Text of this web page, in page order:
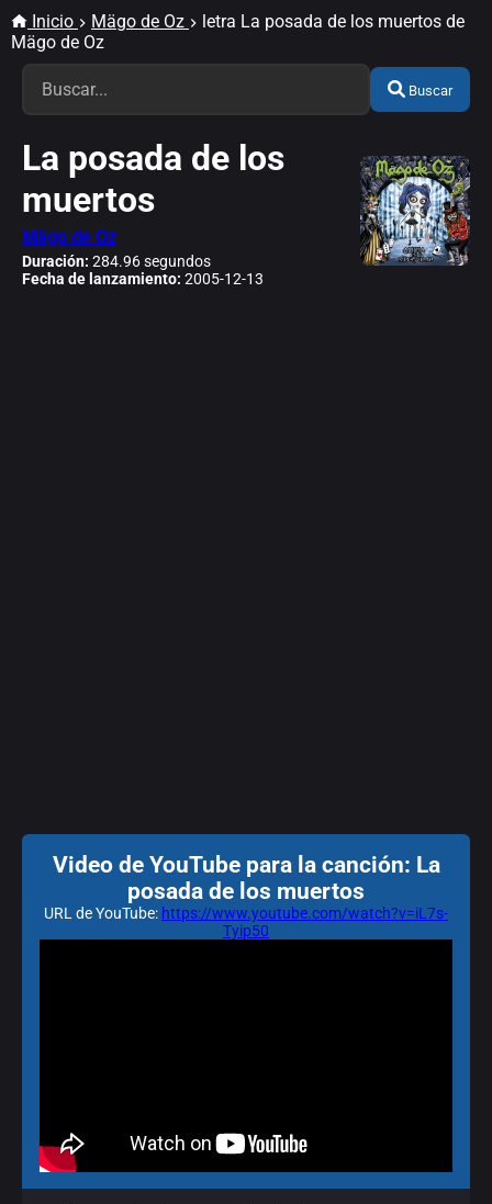
Inicio Mägo de Oz
letra La posada de los muertos de
Mägo de Oz
Buscar
La posada de los
muertos
Mägo de Oz
Duración: 284.96 segundos
Fecha de lanzamiento: 2005-12-13
Video de YouTube para la canción: La
posada de los muertos
URL de YouTube: https://www.youtube.com/watch?v=iL7s-
Tyip50